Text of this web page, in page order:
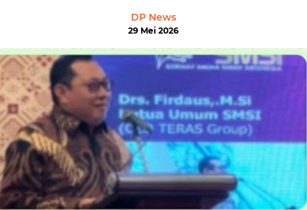
DP News
29 Mei 2026